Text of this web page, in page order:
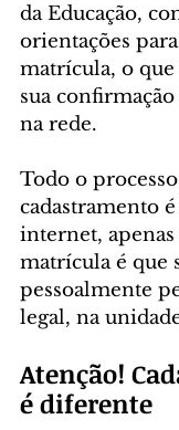
da Educação,
orientações
matrícula, o que
sua confirmação
na rede.
Todo o
cadastramento
internet, apenas
matrícula é que
pessoalmente
legal, na
Atenção!
é diferente